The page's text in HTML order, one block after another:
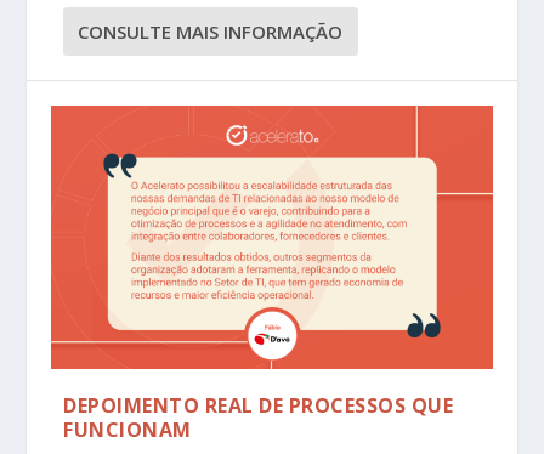
CONSULTE MAIS INFORMAÇÃO
DEPOIMENTO REAL DE PROCESSOS QUE
FUNCIONAM